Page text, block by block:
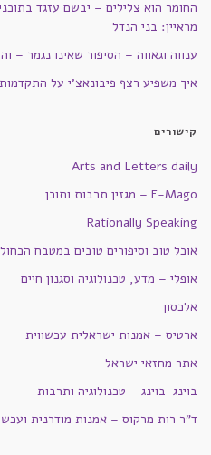
מראיין: בני הנדל
ענווה וגאווה – הסיפור שאינו נגמר
איך משפיע רצף פיבונאצ'י על
קישורים
Arts and Letters daily
E-Mago – מגזין תרבות ותוכן
Rationally Speaking
אוכל טוב וסיפורים טובים במטבח הכחול
אופלי – מדע, טכנולוגיה וסגנון חיים
אלכסון
ארטיס – אמנות ישראלית עכשווית
אתר מחזאי ישראל
בוינג-בוינג – טכנולוגיה ותרבות
ד"ר רות מרקוס – אמנות מודרנית